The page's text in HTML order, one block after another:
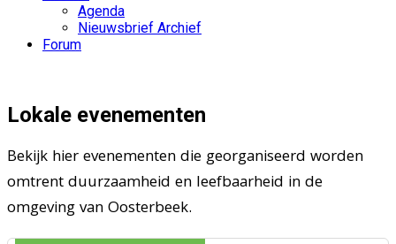
Agenda
Nieuwsbrief Archief
Forum
Lokale evenementen
Bekijk hier evenementen die georganiseerd worden
omtrent duurzaamheid en leefbaarheid in de
omgeving van Oosterbeek.